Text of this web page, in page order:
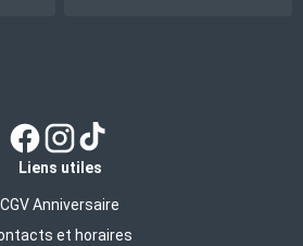
Liens utiles
CGV Anniversaire
et horaires